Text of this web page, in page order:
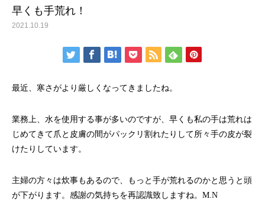
早くも手荒れ！
2021.10.19
最近、寒さがより厳しくなってきましたね。
業務上、水を使用する事が多いのですが、早くも私の手は荒れは
じめてきて爪と皮膚の間がパックリ割れたりして所々手の皮が裂
けたりしています。
主婦の方々は炊事もあるので、もっと手が荒れるのかと思うと頭
が下がります。感謝の気持ちを再認識致しますね。M.N